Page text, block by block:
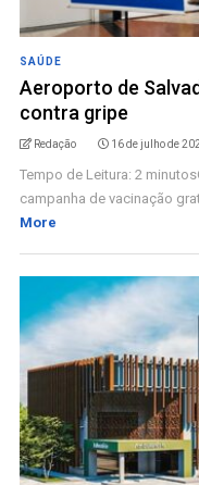
SAÚDE
Aeroporto de
contra gripe
Redação 16 de julho de
Tempo de Leitura: 2
campanha de vacinação
More